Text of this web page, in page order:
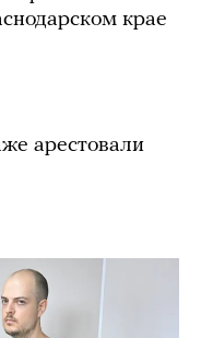
крае
арестовали